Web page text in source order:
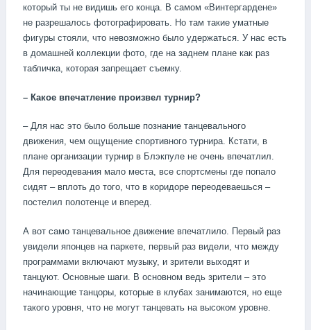
который ты не видишь его конца. В самом «Винтергардене»
не разрешалось фотографировать. Но там такие уматные
фигуры стояли, что невозможно было удержаться. У нас есть
в домашней коллекции фото, где на заднем плане как раз
табличка, которая запрещает съемку.
– Какое впечатление произвел турнир?
– Для нас это было больше познание танцевального
движения, чем ощущение спортивного турнира. Кстати, в
плане организации турнир в Блэкпуле не очень впечатлил.
Для переодевания мало места, все спортсмены где попало
сидят – вплоть до того, что в коридоре переодеваешься –
постелил полотенце и вперед.
А вот само танцевальное движение впечатлило. Первый раз
увидели японцев на паркете, первый раз видели, что между
программами включают музыку, и зрители выходят и
танцуют. Основные шаги. В основном ведь зрители – это
начинающие танцоры, которые в клубах занимаются, но еще
такого уровня, что не могут танцевать на высоком уровне.